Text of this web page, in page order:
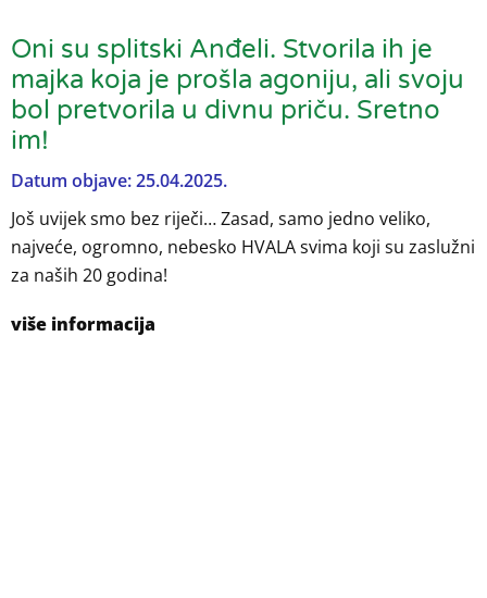
Oni su splitski Anđeli. Stvorila ih je
majka koja je prošla agoniju, ali svoju
bol pretvorila u divnu priču. Sretno
im!
Datum objave: 25.04.2025.
Još uvijek smo bez riječi… Zasad, samo jedno veliko,
najveće, ogromno, nebesko HVALA svima koji su zaslužni
za naših 20 godina!
više informacija